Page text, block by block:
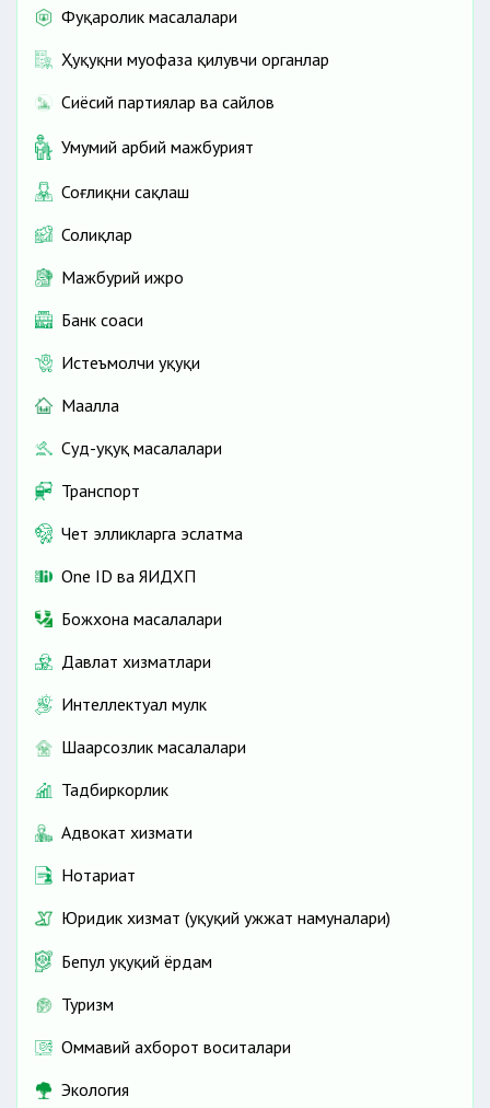
Фуқаролик масалалари
Ҳуқуқни муҳофаза қилувчи органлар
Сиёсий партиялар ва сайлов
Умумий ҳарбий мажбурият
Соғлиқни сақлаш
Солиқлар
Мажбурий ижро
Банк соҳаси
Истеъмолчи ҳуқуқи
Маҳалла
Суд-ҳуқуқ масалалари
Транспорт
Чет элликларга эслатма
One ID ва ЯИДХП
Божхона масалалари
Давлат хизматлари
Интеллектуал мулк
Шаҳарсозлик масалалари
Тадбиркорлик
Адвокат хизмати
Нотариат
Юридик хизмат (ҳуқуқий ҳужжат намуналари)
Бепул ҳуқуқий ёрдам
Туризм
Оммавий ахборот воситалари
Экология